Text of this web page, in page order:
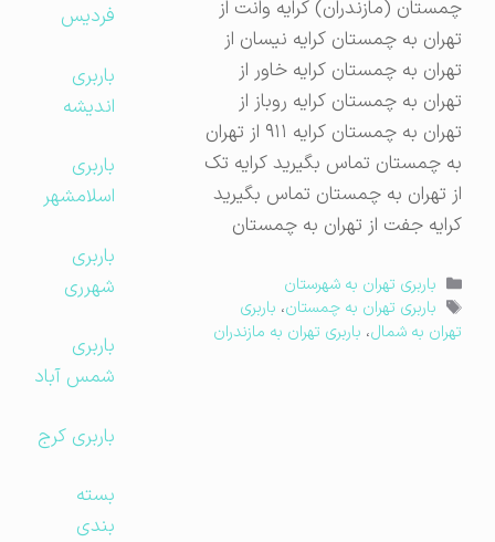
چمستان (مازندران) کرایه وانت از
تهران به چمستان کرایه نیسان از
تهران به چمستان کرایه خاور از
تهران به چمستان کرایه روباز از
تهران به چمستان کرایه ۹۱۱ از تهران
به چمستان تماس بگیرید کرایه تک
از تهران به چمستان تماس بگیرید
کرایه جفت از تهران به چمستان
دسته‌ها
باربری تهران به شهرستان
برچسب‌ها
باربری تهران به چمستان،باربری
تهران به شمال،باربری تهران به مازندران
فردیس
باربری
اندیشه
باربری
اسلامشهر
باربری
شهرری
باربری
شمس آباد
باربری کرج
بسته
بندی